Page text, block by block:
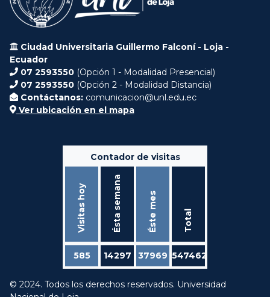
Ciudad Universitaria Guillermo Falconí - Loja -
Ecuador
07 2593550 (Opción 1 - Modalidad Presencial)
07 2593550 (Opción 2 - Modalidad Distancia)
Contáctanos: comunicacion@unl.edu.ec
Ver ubicación en el mapa
Contador de visitas
Visitas hoy Ésta semana Éste mes Total
585 14297 37969 547462
© 2024. Todos los derechos reservados. Universidad